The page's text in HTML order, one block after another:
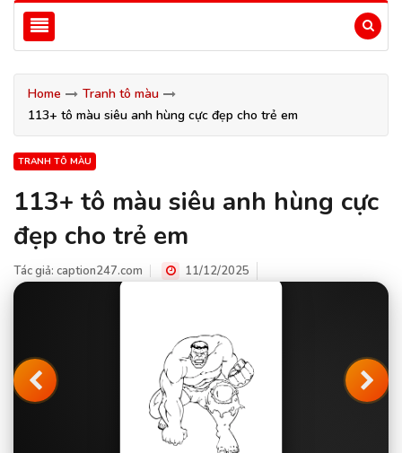
Home
Tranh tô màu
113+ tô màu siêu anh hùng cực đẹp cho trẻ em
TRANH TÔ MÀU
113+ tô màu siêu anh hùng cực
đẹp cho trẻ em
Tác giả: caption247.com 11/12/2025